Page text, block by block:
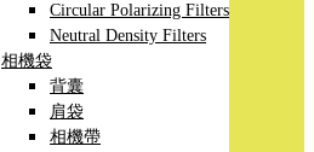
Circular Polarizing Filters
Neutral Density Filters
相機袋
背囊
肩袋
相機帶